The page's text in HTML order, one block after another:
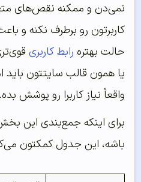
نمی‌دن و ممکنه نقص‌های
کاربرتون رو برطرف نکنه و
حالت بهتره رابط کاربری
یا همون قالب سایتتون باید
واقعاً نیاز کاربرا رو پوشش بده.
برای اینکه جمع‌بندی این
باشه، این جدول کمکتون